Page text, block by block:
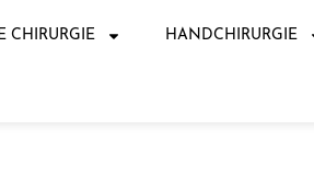
CHIRURGIE HANDCHIRURGIE